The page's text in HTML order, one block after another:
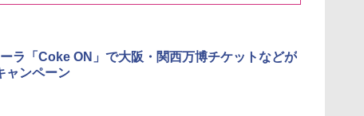
44
ラ「Coke ON」で大阪・関西万博チケットなどが
ャンペーン